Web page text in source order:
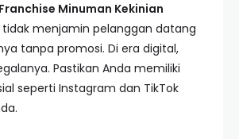
Minuman Kekinian
tidak menjamin pelanggan datang
tanpa promosi. Di era digital,
Pastikan Anda memiliki
seperti Instagram dan TikTok